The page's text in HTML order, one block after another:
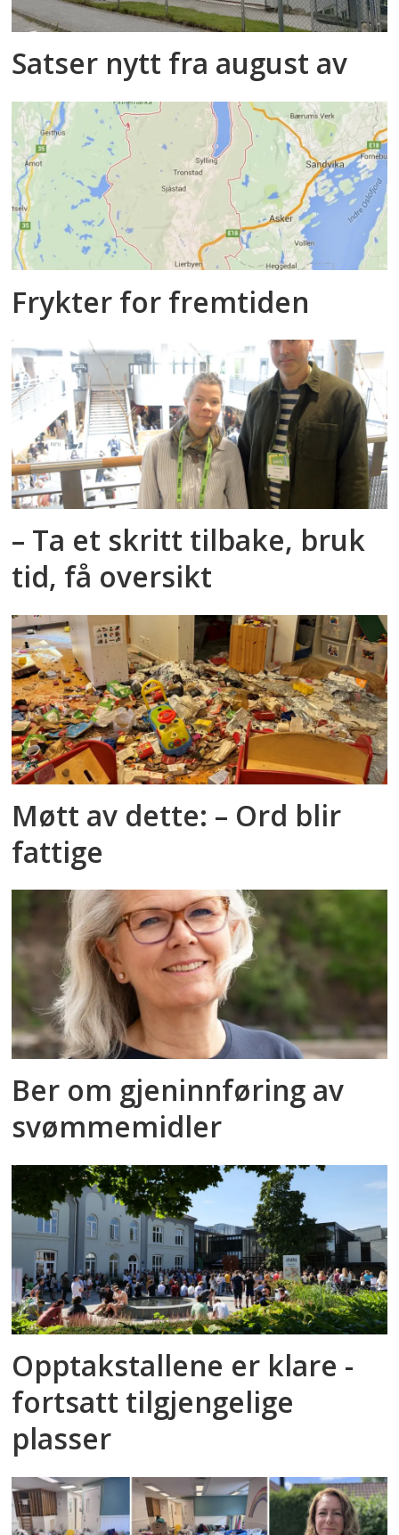
Satser nytt fra august av
Frykter for fremtiden
– Ta et skritt tilbake, bruk
tid, få oversikt
Møtt av dette: – Ord blir
fattige
Ber om gjeninnføring av
svømmemidler
Opptakstallene er klare -
fortsatt tilgjengelige
plasser